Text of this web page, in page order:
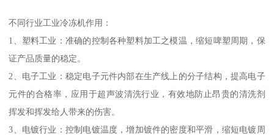
不同行业工业冷冻机作用：
1、塑料工业：准确的控制各种塑料加工之模温，缩短啤塑周期，保
证产品质量的稳定。
2、电子工业：稳定电子元件内部在生产线上的分子结构，提高电子
元件的合格率，应用于超声波清洗行业，有效地防止昂贵的清洗剂
挥发和挥发给人带来的伤害。
3、电镀行业：控制电镀温度，增加镀件的密度和平滑，缩短电镀周